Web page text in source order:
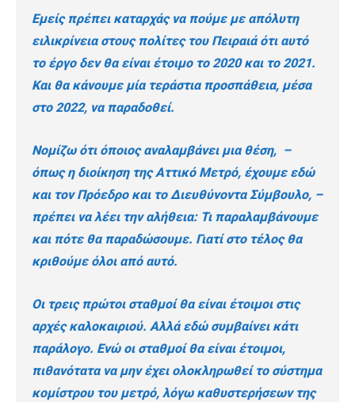
Εμείς πρέπει καταρχάς να πούμε με απόλυτη
ειλικρίνεια στους πολίτες του Πειραιά ότι αυτό
το έργο δεν θα είναι έτοιμο το 2020 και το 2021.
Και θα κάνουμε μία τεράστια προσπάθεια, μέσα
στο 2022, να παραδοθεί.
Νομίζω ότι όποιος αναλαμβάνει μια θέση, –
όπως η διοίκηση της Αττικό Μετρό, έχουμε εδώ
και τον Πρόεδρο και το Διευθύνοντα Σύμβουλο, –
πρέπει να λέει την αλήθεια: Τι παραλαμβάνουμε
και πότε θα παραδώσουμε. Γιατί στο τέλος θα
κριθούμε όλοι από αυτό.
Οι τρεις πρώτοι σταθμοί θα είναι έτοιμοι στις
αρχές καλοκαιριού. Αλλά εδώ συμβαίνει κάτι
παράλογο. Ενώ οι σταθμοί θα είναι έτοιμοι,
πιθανότατα να μην έχει ολοκληρωθεί το σύστημα
κομίστρου του μετρό, λόγω καθυστερήσεων της